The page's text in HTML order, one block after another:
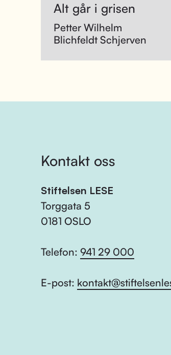
Alt går i grisen
Petter Wilhelm
Blichfeldt Schjerven
Kontakt oss
Stiftelsen LESE
Torggata 5
0181 OSLO
Telefon: 941 29 000
E-post: